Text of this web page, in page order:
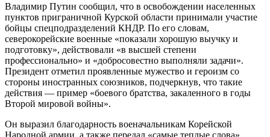
Владимир Путин сообщил, что в освобождении населенных
пунктов приграничной Курской области принимали участие
бойцы спецподразделений КНДР. По его словам,
северокорейские военные «показали хорошую выучку и
подготовку», действовали «в высшей степени
профессионально» и «добросовестно выполняли задачи».
Президент отметил проявленные мужество и героизм со
стороны иностранных союзников, подчеркнув, что такие
действия — пример «боевого братства, закаленного в годы
Второй мировой войны».
Он выразил благодарность военачальникам Корейской
Народной армии, а также передал «самые теплые слова»